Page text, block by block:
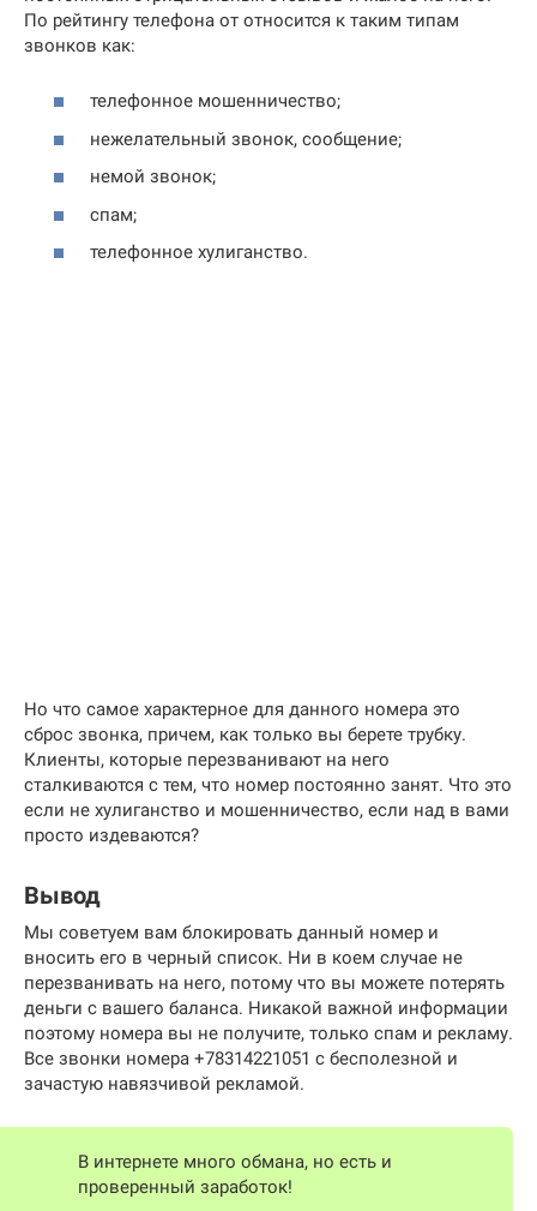
По рейтингу телефона от относится к таким типам
звонков как:
телефонное мошенничество;
нежелательный звонок, сообщение;
немой звонок;
спам;
телефонное хулиганство.
Но что самое характерное для данного номера это
сброс звонка, причем, как только вы берете трубку.
Клиенты, которые перезванивают на него
сталкиваются с тем, что номер постоянно занят. Что это
если не хулиганство и мошенничество, если над в вами
просто издеваются?
Вывод
Мы советуем вам блокировать данный номер и
вносить его в черный список. Ни в коем случае не
перезванивать на него, потому что вы можете потерять
деньги с вашего баланса. Никакой важной информации
поэтому номера вы не получите, только спам и рекламу.
Все звонки номера +78314221051 с бесполезной и
зачастую навязчивой рекламой.
В интернете много обмана, но есть и
проверенный заработок!